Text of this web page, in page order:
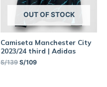
OUT OF STOCK
Camiseta Manchester City
2023/24 third | Adidas
S/139 S/109